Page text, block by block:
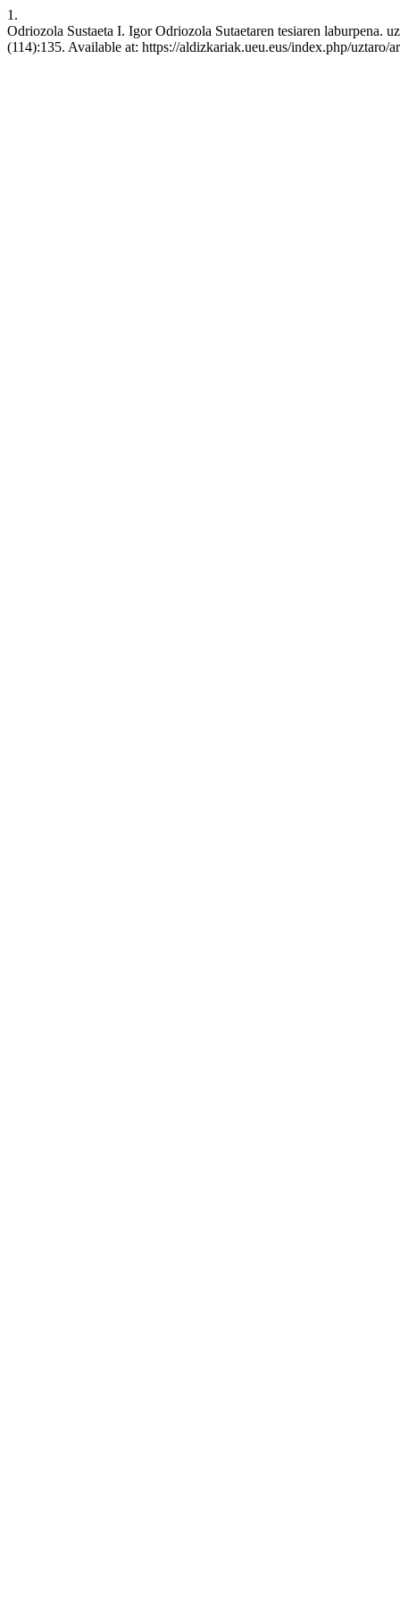
1.
Odriozola Sustaeta I. Igor Odriozola Sutaetaren tesiaren laburpena.
(114):135. Available at: https://aldizkariak.ueu.eus/index.php/uztaro/